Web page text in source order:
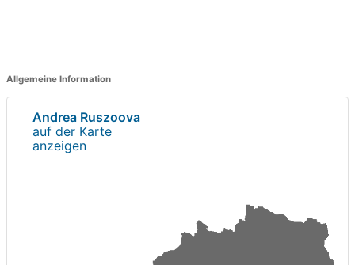
Allgemeine Information
Andrea Ruszoova
auf der Karte
anzeigen